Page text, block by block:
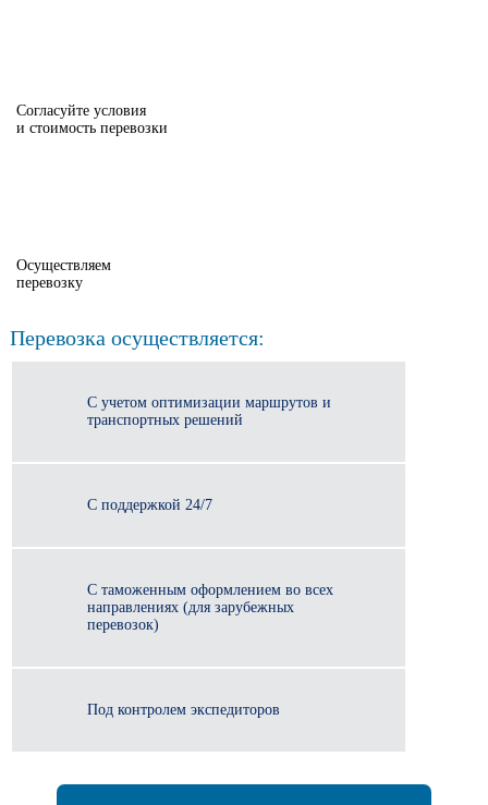
Согласуйте условия
и стоимость перевозки
Осуществляем
перевозку
Перевозка осуществляется:
С учетом оптимизации маршрутов и
транспортных решений
С поддержкой 24/7
С таможенным оформлением во всех
направлениях (для зарубежных
перевозок)
Под контролем экспедиторов